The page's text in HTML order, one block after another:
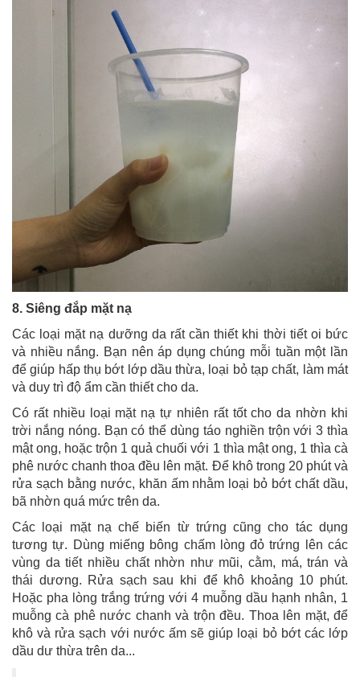
8. Siêng đắp mặt nạ
Các loại mặt nạ dưỡng da rất cần thiết khi thời tiết oi bức
và nhiều nắng. Bạn nên áp dụng chúng mỗi tuần một lần
để giúp hấp thụ bớt lớp dầu thừa, loại bỏ tạp chất, làm mát
và duy trì độ ẩm cần thiết cho da.
Có rất nhiều loại mặt nạ tự nhiên rất tốt cho da nhờn khi
trời nắng nóng. Bạn có thể dùng táo nghiền trộn với 3 thìa
mật ong, hoặc trộn 1 quả chuối với 1 thìa mật ong, 1 thìa cà
phê nước chanh thoa đều lên mặt. Để khô trong 20 phút và
rửa sạch bằng nước, khăn ấm nhằm loại bỏ bớt chất dầu,
bã nhờn quá mức trên da.
Các loại mặt nạ chế biến từ trứng cũng cho tác dụng
tương tự. Dùng miếng bông chấm lòng đỏ trứng lên các
vùng da tiết nhiều chất nhờn như mũi, cằm, má, trán và
thái dương. Rửa sạch sau khi để khô khoảng 10 phút.
Hoặc pha lòng trắng trứng với 4 muỗng dầu hạnh nhân, 1
muỗng cà phê nước chanh và trộn đều. Thoa lên mặt, để
khô và rửa sạch với nước ấm sẽ giúp loại bỏ bớt các lớp
dầu dư thừa trên da...